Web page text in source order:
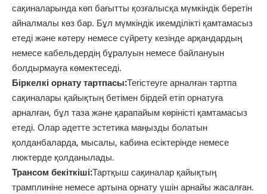
сақиналарында көп бағытты қозғалысқа мүмкіндік беретін
айналмалы көз бар. Бұл мүмкіндік икемділікті қамтамасыз
етеді және көтеру немесе сүйрету кезінде арқандардың
немесе кабельдердің бұралуын немесе байлануын
болдырмауға көмектеседі.
Біркелкі орнату тартпасы:Тегістеуге арналған тартпа
сақиналары қайықтың бетімен бірдей етіп орнатуға
арналған, бұл таза және қарапайым көріністі қамтамасыз
етеді. Олар әдетте эстетика маңызды болатын
қолданбаларда, мысалы, кабина есіктерінде немесе
люктерде қолданылады.
Трансом бекіткіші:Тартқыш сақиналар қайықтың
трамплиніне немесе артына орнату үшін арнайы жасалған.